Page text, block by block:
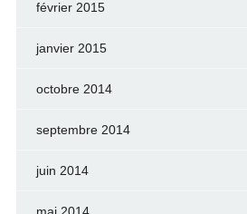
février 2015
janvier 2015
octobre 2014
septembre 2014
juin 2014